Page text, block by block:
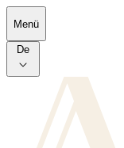
Skip to main content
Menü
De